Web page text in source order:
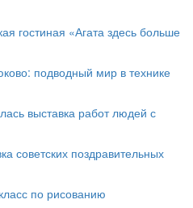
гостиная «Агата здесь больше
подводный мир в технике
выставка работ людей с
советских поздравительных
по рисованию